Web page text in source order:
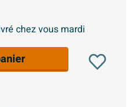
chez vous mardi